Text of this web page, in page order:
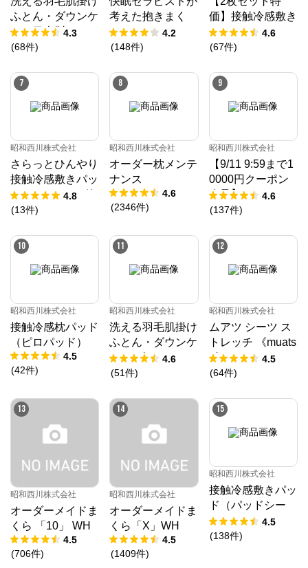
ふとん・ダウンケ
ット日本製ドイツ
ダックダウン9
パワー［CMD羽
毛］
4.3
(68件)
考えた抱きまく
ら/EC220 4.2
(148件)
価】接触冷感敷き
パッド（パッドシ
ーツ）
4.6
(67件)
7
昭和西川株式会社
さらっとひんやり
接触冷感敷きパッ
ド（ツヌーガ®使
用） / Cool Liv S
4.8
(13件)
8
昭和西川株式会社
オーダー枕メンテ
ナンス
4.6
(2346件)
9
昭和西川株式会社
【9/11 9:59まで1
0000円クーポン
進呈】ムアツ マ
ットレス プロ《9
／MuAtsu
4.6
(137件)
10
昭和西川株式会社
接触冷感枕パッド
（ピロパッド）
4.5
(42件)
11
昭和西川株式会社
洗える羽毛肌掛け
ふとん・ダウンケ
ット ダック50%
4.6
(51件)
12
昭和西川株式会社
ムアツ シーツ ス
トレッチ 《muats
u》
4.5
(64件)
13
昭和西川株式会社
オーダーメイドま
くら 「10」 WH
4.5
(706件)
14
昭和西川株式会社
オーダーメイドま
くら「X」WH
4.5
(1409件)
15
昭和西川株式会社
接触冷感敷きパッ
ド（パッドシー
ツ）
4.5
(138件)